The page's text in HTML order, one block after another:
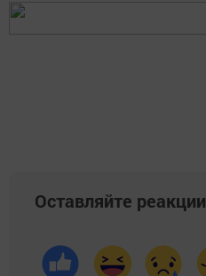
Оставляйте реакции